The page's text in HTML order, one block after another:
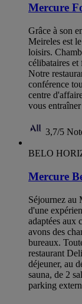
Mercure
Grâce à son
Meireles est
loisirs.
célibataires
Notre
conférence
centre
vous
3,7/5
BELO
Mercure
Séjournez au
d'une
adaptées aux
avons des
bureaux.
restaurant
déjeuner, au
sauna, de 2
parking